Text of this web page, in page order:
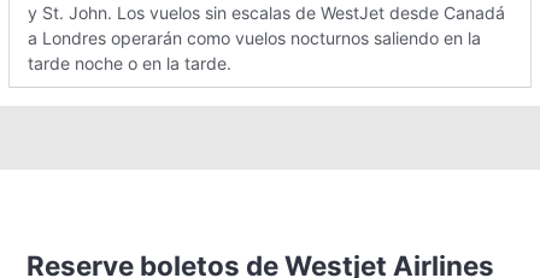
y St. John. Los vuelos sin escalas de WestJet desde Canadá
a Londres operarán como vuelos nocturnos saliendo en la
tarde noche o en la tarde.
Reserve boletos de Westjet Airlines